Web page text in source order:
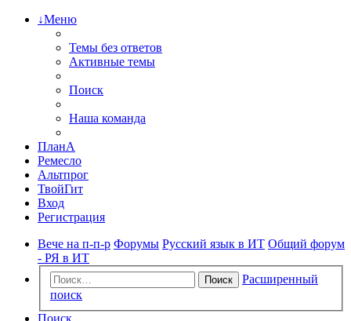
↓Меню
Темы без ответов
Активные темы
Поиск
Наша команда
ПланА
Ремесло
Альтпрог
ТвойГит
Вход
Регистрация
Вече на п-п-р Форумы Русский язык в ИТ Общий форум
- РЯ в ИТ
Поиск
Расширенный
поиск
Поиск